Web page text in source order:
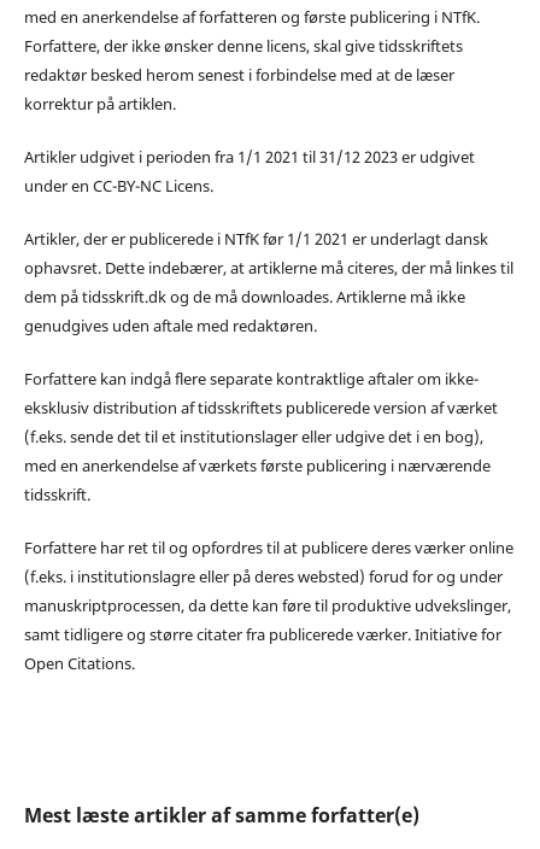
med en anerkendelse af forfatteren og første publicering i NTfK.
Forfattere, der ikke ønsker denne licens, skal give tidsskriftets
redaktør besked herom senest i forbindelse med at de læser
korrektur på artiklen.
Artikler udgivet i perioden fra 1/1 2021 til 31/12 2023 er udgivet
under en CC-BY-NC Licens.
Artikler, der er publicerede i NTfK før 1/1 2021 er underlagt dansk
ophavsret. Dette indebærer, at artiklerne må citeres, der må linkes til
dem på tidsskrift.dk og de må downloades. Artiklerne må ikke
genudgives uden aftale med redaktøren.
Forfattere kan indgå flere separate kontraktlige aftaler om ikke-
eksklusiv distribution af tidsskriftets publicerede version af værket
(f.eks. sende det til et institutionslager eller udgive det i en bog),
med en anerkendelse af værkets første publicering i nærværende
tidsskrift.
Forfattere har ret til og opfordres til at publicere deres værker online
(f.eks. i institutionslagre eller på deres websted) forud for og under
manuskriptprocessen, da dette kan føre til produktive udvekslinger,
samt tidligere og større citater fra publicerede værker. Initiative for
Open Citations.
Mest læste artikler af samme forfatter(e)